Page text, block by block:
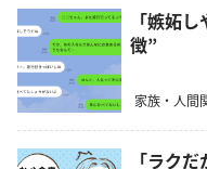
「嫉妬
徴”
家族・人間
「ラク